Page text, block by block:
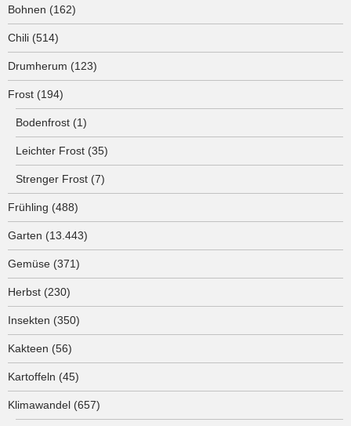
Bohnen (162)
Chili (514)
Drumherum (123)
Frost (194)
Bodenfrost (1)
Leichter Frost (35)
Strenger Frost (7)
Frühling (488)
Garten (13.443)
Gemüse (371)
Herbst (230)
Insekten (350)
Kakteen (56)
Kartoffeln (45)
Klimawandel (657)